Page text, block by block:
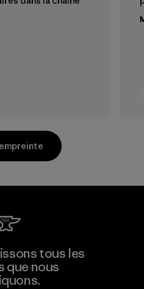
(Pvt)
tous les
que nous